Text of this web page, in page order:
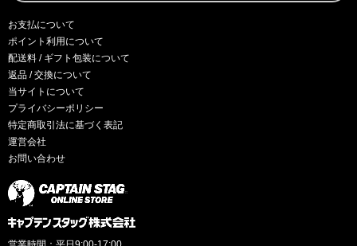
お支払について
ポイント利用について
配送料 / ギフト包装について
返品 / 交換について
当サイトについて
プライバシーポリシー
特定商取引法に基づく表記
運営会社
お問い合わせ